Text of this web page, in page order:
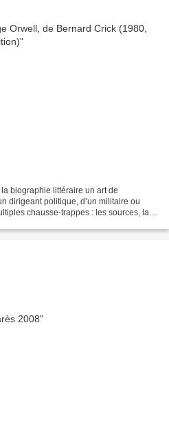
biographie littéraire un art de
dirigeant politique, d’un militaire ou
chausse-trappes : les sources, la